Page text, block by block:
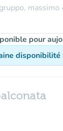
massimo
pour
disponibilité